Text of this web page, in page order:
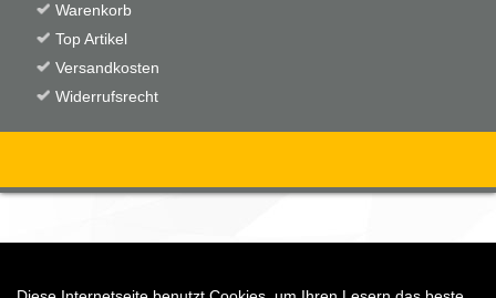
Warenkorb
Top Artikel
Versandkosten
Widerrufsrecht